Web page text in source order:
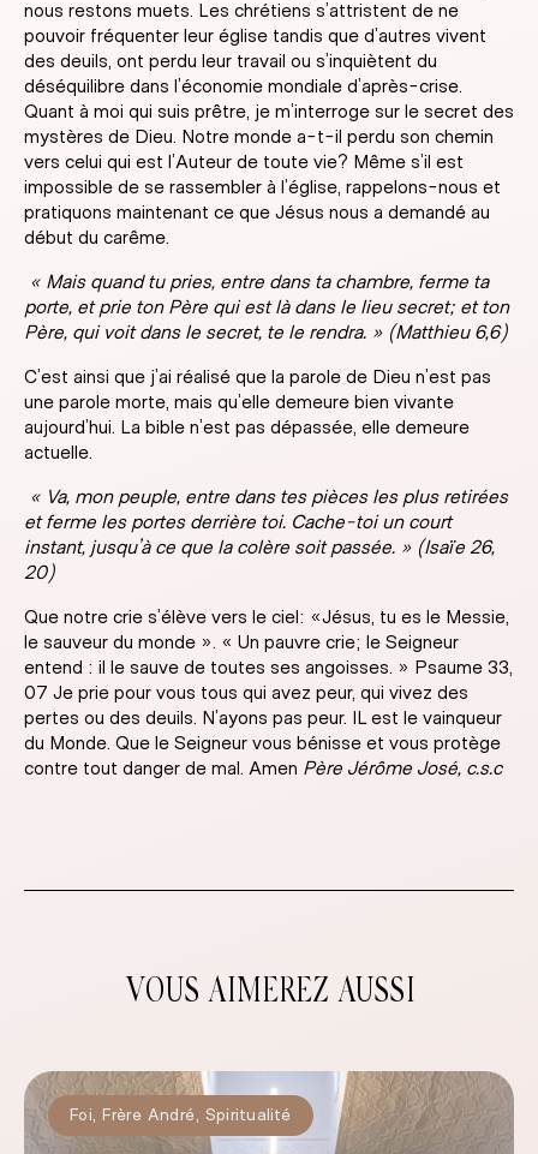
nous restons muets. Les chrétiens s’attristent de ne
pouvoir fréquenter leur église tandis que d’autres vivent
des deuils, ont perdu leur travail ou s’inquiètent du
déséquilibre dans l’économie mondiale d’après-crise.
Quant à moi qui suis prêtre, je m’interroge sur le secret des
mystères de Dieu. Notre monde a-t-il perdu son chemin
vers celui qui est l’Auteur de toute vie? Même s’il est
impossible de se rassembler à l’église, rappelons-nous et
pratiquons maintenant ce que Jésus nous a demandé au
début du carême.
« Mais quand tu pries, entre dans ta chambre, ferme ta
porte, et prie ton Père qui est là dans le lieu secret; et ton
Père, qui voit dans le secret, te le rendra. » (Matthieu 6,6)
C’est ainsi que j’ai réalisé que la parole de Dieu n’est pas
une parole morte, mais qu’elle demeure bien vivante
aujourd’hui. La bible n’est pas dépassée, elle demeure
actuelle.
« Va, mon peuple, entre dans tes pièces les plus retirées
et ferme les portes derrière toi. Cache-toi un court
instant, jusqu’à ce que la colère soit passée. » (Isaïe 26,
20)
Que notre crie s’élève vers le ciel: «Jésus, tu es le Messie,
le sauveur du monde ». « Un pauvre crie; le Seigneur
entend : il le sauve de toutes ses angoisses. » Psaume 33,
07 Je prie pour vous tous qui avez peur, qui vivez des
pertes ou des deuils. N’ayons pas peur. IL est le vainqueur
du Monde. Que le Seigneur vous bénisse et vous protège
contre tout danger de mal. Amen Père Jérôme José, c.s.c
VOUS AIMEREZ AUSSI
Foi, Frère André, Spiritualité